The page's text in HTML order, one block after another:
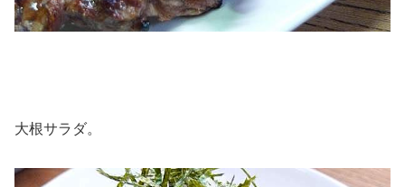
大根サラダ。